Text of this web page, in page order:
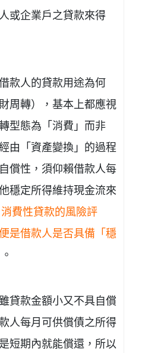
或企業戶之貸款來得
款人的貸款用途為何
周轉），基本上都應視
型態為「消費」而非
由「資產變換」的過程
償性，須仰賴借款人每
穩定所得維持現金流來
消費性貸款的風險評
是借款人是否具備「穩
。
貸款金額小又不具自償
人每月可供償債之所得
短期內就能償還，所以